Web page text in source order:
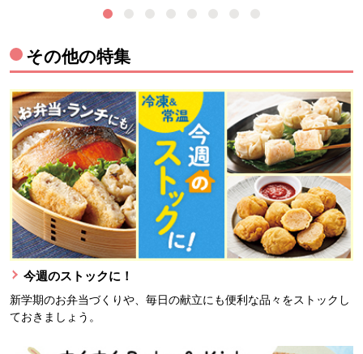
その他の特集
今週のストックに！
新学期のお弁当づくりや、毎日の献立にも便利な品々をストックし
ておきましょう。